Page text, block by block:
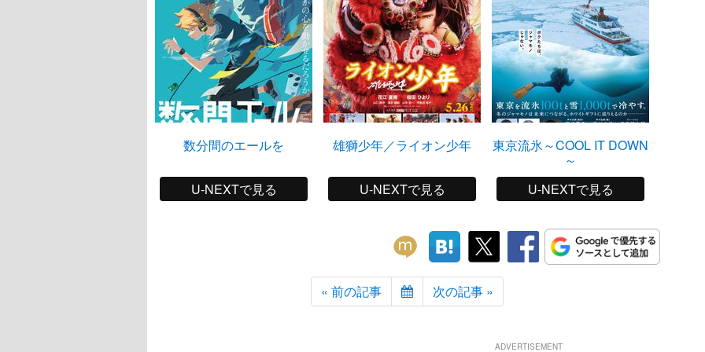
数分間のエールを
U-NEXTで見る
雄獅少年／ライオン少年
U-NEXTで見る
東京流氷～COOL IT DOWN
～
U-NEXTで見る
« 前の記事 次の記事 »
ADVERTISEMENT